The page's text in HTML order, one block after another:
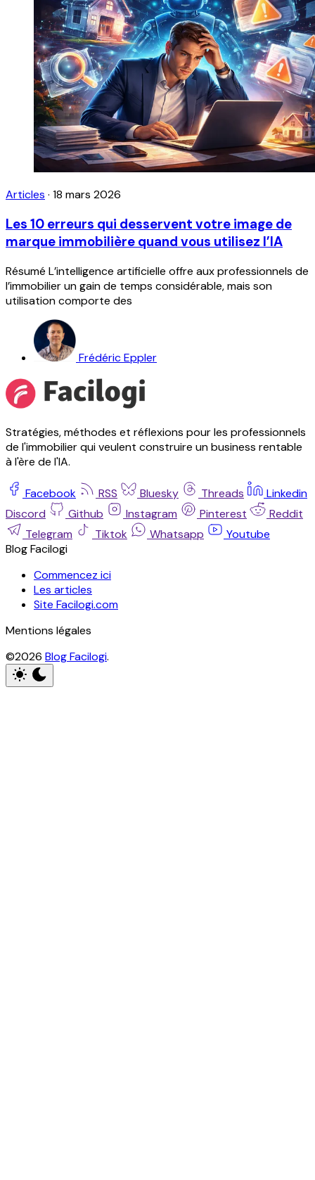
Articles · 18 mars 2026
Les 10 erreurs qui desservent votre image de
marque immobilière quand vous utilisez l’IA
Résumé L’intelligence artificielle offre aux professionnels de
l’immobilier un gain de temps considérable, mais son
utilisation comporte des
Frédéric Eppler
Stratégies, méthodes et réflexions pour les professionnels
de l'immobilier qui veulent construire un business rentable
à l'ère de l'IA.
Facebook RSS Bluesky Threads
Linkedin
Discord
Github Instagram Pinterest
Reddit
Telegram
Tiktok Whatsapp
Youtube
Blog Facilogi
Commencez ici
Les articles
Site Facilogi.com
Mentions légales
©2026 Blog Facilogi.